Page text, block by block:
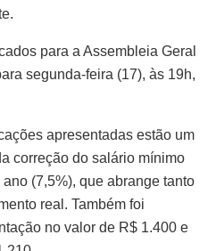
para a Assembleia Geral
segunda-feira (17), às 19h,
apresentadas estão um
correção do salário mínimo
(7,5%), que abrange tanto
real. Também foi
no valor de R$ 1.400 e